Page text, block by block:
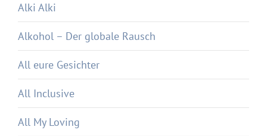
Alki Alki
Alkohol – Der globale Rausch
All eure Gesichter
All Inclusive
All My Loving